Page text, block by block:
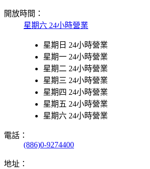
開放時間：
星期六 24小時營業
星期日 24小時營業
星期一 24小時營業
星期二 24小時營業
星期三 24小時營業
星期四 24小時營業
星期五 24小時營業
星期六 24小時營業
電話：
(886)0-9274400
地址：